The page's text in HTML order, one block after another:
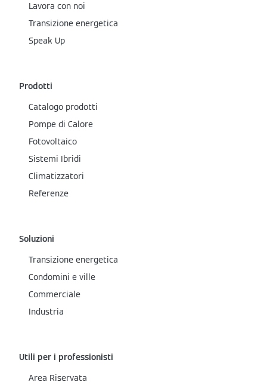
Lavora con noi
Transizione energetica
Speak Up
Prodotti
Catalogo prodotti
Pompe di Calore
Fotovoltaico
Sistemi Ibridi
Climatizzatori
Referenze
Soluzioni
Transizione energetica
Condomini e ville
Commerciale
Industria
Utili per i professionisti
Area Riservata